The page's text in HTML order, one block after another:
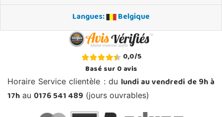
Langues:
Belgique
0,0/5
Basé sur0avis
Horaire Service clientèle : du lundi au vendredi de 9h à
17h au 0176 541 489 (jours ouvrables)